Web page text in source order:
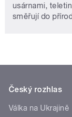
usárnami,
směřují do
Český rozhlas
Válka na Ukrajině